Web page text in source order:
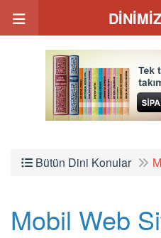
Bütün Dini Konular
Mobil Web